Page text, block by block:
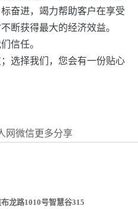
奋进，竭力帮助客户在享受
断获得最大的经济效益。
信任。
选择我们，您会有一份贴心
网微信更多分享
龙路1010号智慧谷315